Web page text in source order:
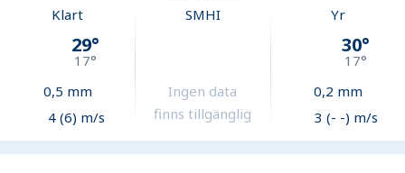
Klart
29°
17°
0,5 mm
4 (6) m/s
SMHI
Ingen data
finns tillgänglig
Yr
30°
17°
0,2 mm
3 (- -) m/s